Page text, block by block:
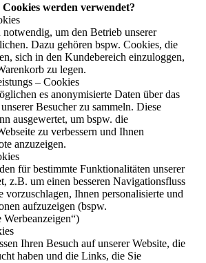
werden verwendet?
um den Betrieb unserer
Dazu gehören bspw. Cookies, die
sich in den Kundebereich einzuloggen,
zu legen.
– Cookies
es anonymisierte Daten über das
Besucher zu sammeln. Diese
ausgewertet, um bspw. die
zu verbessern und Ihnen
anzuzeigen.
für bestimmte Funktionalitäten unserer
z.B. um einen besseren Navigationsfluss
vorzuschlagen, Ihnen personalisierte und
aufzuzeigen (bspw.
Werbeanzeigen“)
Ihren Besuch auf unserer Website, die
haben und die Links, die Sie